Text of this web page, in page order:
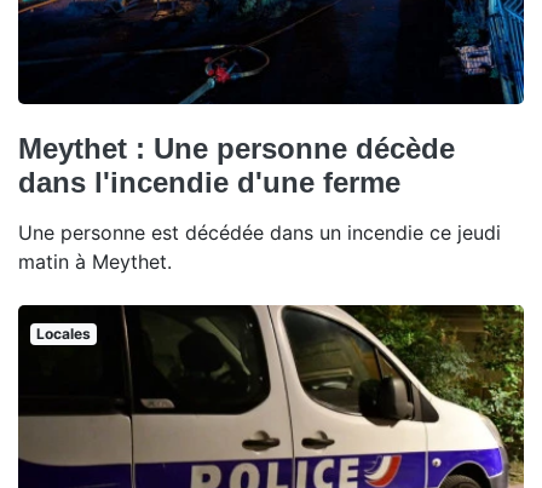
Meythet : Une personne décède
dans l'incendie d'une ferme
Une personne est décédée dans un incendie ce jeudi
matin à Meythet.
Locales